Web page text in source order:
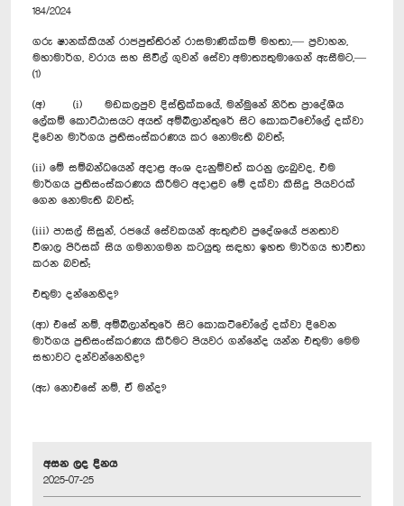
184/2024
ගරු ෂානක්කියන් රාජපුත්තිරන් රාසමාණික්කම් මහතා,— ප්‍රවාහන,
මහාමාර්ග, වරාය සහ සිවිල් ගුවන් සේවා අමාත්‍යතුමාගෙන් ඇසීමට,—
(1)
(අ) (i) මඩකලපුව දිස්ත්‍රික්කයේ, මන්මුනේ නිරිත ප්‍රාදේශීය
ලේකම් කොට්ඨාසයට අයත් අම්බිලාන්තුරේ සිට කොකටිචෝලේ දක්වා
දිවෙන මාර්ගය ප්‍රතිසංස්කරණය කර නොමැති බවත්;
(ii) මේ සම්බන්ධයෙන් අදාළ අංශ දැනුම්වත් කරනු ලැබුවද, එම
මාර්ගය ප්‍රතිසංස්කරණය කිරීමට අදාළව මේ දක්වා කිසිදු පියවරක්
ගෙන නොමැති බවත්;
(iii) පාසල් සිසුන්, රජයේ සේවකයන් ඇතුළුව ප්‍රදේශයේ ජනතාව
විශාල පිරිසක් සිය ගමනාගමන කටයුතු සඳහා ඉහත මාර්ගය භාවිතා
කරන බවත්;
එතුමා දන්නෙහිද?
(ආ) එසේ නම්, අම්බිලාන්තුරේ සිට කොකටිචෝලේ දක්වා දිවෙන
මාර්ගය ප්‍රතිසංස්කරණය කිරීමට පියවර ගන්නේද යන්න එතුමා මෙම
සභාවට දන්වන්නෙහිද?
(ඇ) නොඑසේ නම්, ඒ මන්ද?
අසන ලද දිනය
2025-07-25